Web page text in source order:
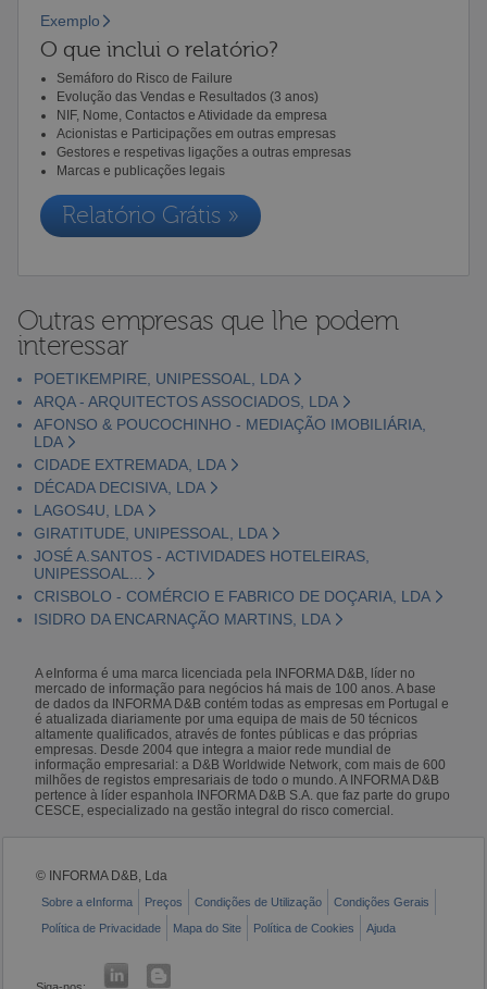
Exemplo
O que inclui o relatório?
Semáforo do Risco de Failure
Evolução das Vendas e Resultados (3 anos)
NIF, Nome, Contactos e Atividade da empresa
Acionistas e Participações em outras empresas
Gestores e respetivas ligações a outras empresas
Marcas e publicações legais
Relatório Grátis »
Outras empresas que lhe podem
interessar
POETIKEMPIRE, UNIPESSOAL, LDA
ARQA - ARQUITECTOS ASSOCIADOS, LDA
AFONSO & POUCOCHINHO - MEDIAÇÃO IMOBILIÁRIA,
LDA
CIDADE EXTREMADA, LDA
DÉCADA DECISIVA, LDA
LAGOS4U, LDA
GIRATITUDE, UNIPESSOAL, LDA
JOSÉ A.SANTOS - ACTIVIDADES HOTELEIRAS,
UNIPESSOAL...
CRISBOLO - COMÉRCIO E FABRICO DE DOÇARIA, LDA
ISIDRO DA ENCARNAÇÃO MARTINS, LDA
A eInforma é uma marca licenciada pela INFORMA D&B, líder no
mercado de informação para negócios há mais de 100 anos. A base
de dados da INFORMA D&B contém todas as empresas em Portugal e
é atualizada diariamente por uma equipa de mais de 50 técnicos
altamente qualificados, através de fontes públicas e das próprias
empresas. Desde 2004 que integra a maior rede mundial de
informação empresarial: a D&B Worldwide Network, com mais de 600
milhões de registos empresariais de todo o mundo. A INFORMA D&B
pertence à líder espanhola INFORMA D&B S.A. que faz parte do grupo
CESCE, especializado na gestão integral do risco comercial.
© INFORMA D&B, Lda
Sobre a eInforma Preços Condições de Utilização
Condições Gerais
Política de Privacidade
Mapa do Site Política de Cookies Ajuda